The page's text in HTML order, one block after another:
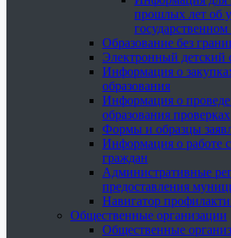
прошлых лет об
государственном
Образование без
Электронный детский
Информация о
образования
Информация о
образования проверках
Формы и образцы
Информация о работе
граждан
Административные
предоставления
Навигатор
Общественные организации
Общественные